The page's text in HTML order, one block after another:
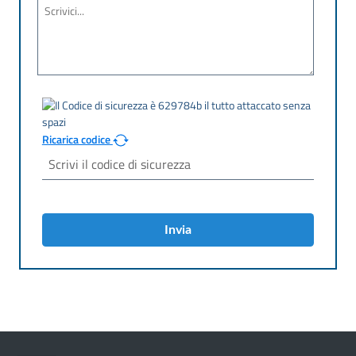
Ricarica codice
Invia